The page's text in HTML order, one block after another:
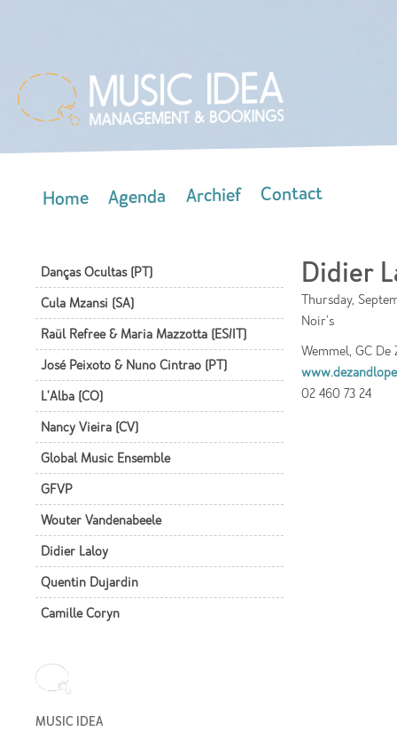
Home Agenda Archief Contact
Danças Ocultas (PT)
Cula Mzansi (SA)
Raül Refree & Maria Mazzotta (ES/IT)
José Peixoto & Nuno Cintrao (PT)
L'Alba (CO)
Nancy Vieira (CV)
Global Music Ensemble
GFVP
Wouter Vandenabeele
Didier Laloy
Quentin Dujardin
Camille Coryn
Didier
Thursday,
Noir's
Wemmel, GC
02 460 73 24
MUSIC IDEA